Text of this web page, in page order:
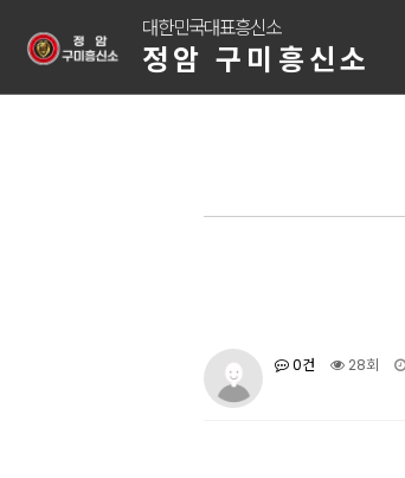
대한민국대표흥신소
정암 구미흥신소
0건 28회